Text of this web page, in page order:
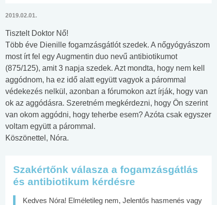
2019.02.01.
Tisztelt Doktor Nő!
Több éve Dienille fogamzásgátlót szedek. A nőgyógyászom
most írt fel egy Augmentin duo nevű antibiotikumot
(875/125), amit 3 napja szedek. Azt mondta, hogy nem kell
aggódnom, ha ez idő alatt együtt vagyok a párommal
védekezés nelkül, azonban a fórumokon azt írják, hogy van
ok az aggódásra. Szeretném megkérdezni, hogy Ön szerint
van okom aggódni, hogy teherbe esem? Azóta csak egyszer
voltam együtt a párommal.
Köszönettel, Nóra.
Szakértőnk válasza a fogamzásgátlás
és antibiotikum kérdésre
Kedves Nóra! Elméletileg nem, Jelentős hasmenés vagy